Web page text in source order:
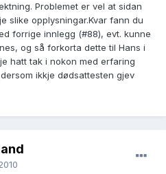
Problemet er vel at sidan
slike opplysningar.Kvar fann du
forrige innlegg (#88), evt. kunne
og så forkorta dette til Hans i
hatt tak i nokon med erfaring
ikkje dødsattesten gjev